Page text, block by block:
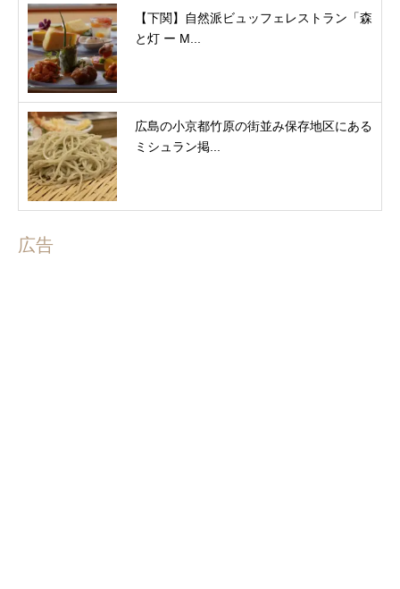
【下関】自然派ビュッフェレストラン「森
と灯 ー M...
広島の小京都竹原の街並み保存地区にある
ミシュラン掲...
広告